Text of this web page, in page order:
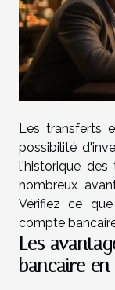
Les transferts
possibilité
l'historique
nombreux
Vérifiez ce
compte
Les
bancaire